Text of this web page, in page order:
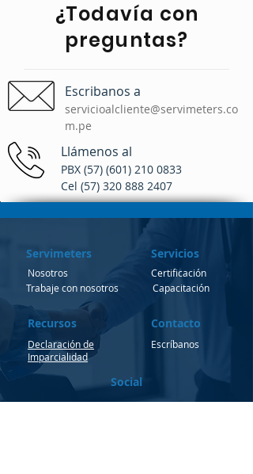
¿Todavía con
preguntas?
Escribanos a
servicioalcliente@servimeters.co
m.pe
Llámenos al
PBX (57) (601) 210 0833
Cel (57) 320 888 2407
Servimeters
Nosotros
Trabaje con nosotros
Recursos
Declaración de
Imparcialidad
Servicios
Certificación
Capacitación
Contacto
Escríbanos
Social